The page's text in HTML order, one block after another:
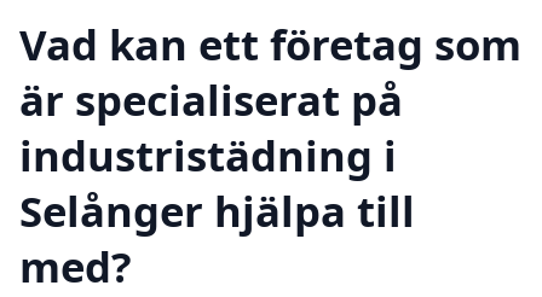
Vad kan ett företag som
är specialiserat på
industristädning i
Selånger hjälpa till
med?